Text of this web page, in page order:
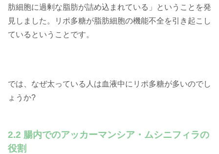
肪細胞に過剰な脂肪が詰め込まれている」ということを発
見しました。リポ多糖が脂肪細胞の機能不全を引き起こし
ているということです。
では、なぜ太っている人は血液中にリポ多糖が多いのでし
ょうか?
2.2 腸内でのアッカーマンシア・ムシニフィラの
役割